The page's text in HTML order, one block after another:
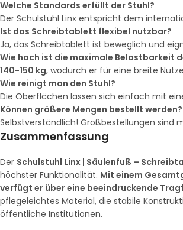
Welche Standards erfüllt der Stuhl?
Der Schulstuhl Linx entspricht dem
Ist das Schreibtablett flexibel nutzbar?
Ja, das Schreibtablett ist beweglich und
Wie hoch ist die maximale Belastbarkeit
140-150 kg, wodurch er für eine breite
Wie reinigt man den Stuhl?
Die Oberflächen lassen sich einfach mit
Können größere Mengen bestellt werden?
Selbstverständlich! Großbestellungen sind
Zusammenfassung
Der Schulstuhl Linx | Säulenfuß –
höchster Funktionalität. Mit einem
verfügt er über eine beeindruckende
pflegeleichtes Material, die stabile
öffentliche Institutionen.